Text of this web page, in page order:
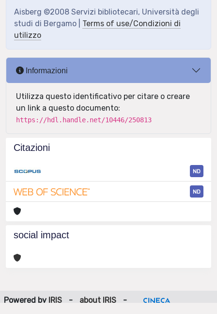
Aisberg ©2008 Servizi bibliotecari, Università degli
studi di Bergamo | Terms of use/Condizioni di
utilizzo
Informazioni
Utilizza questo identificativo per citare o creare
un link a questo documento:
https://hdl.handle.net/10446/250813
Citazioni
ND
ND
social impact
Powered by IRIS - about IRIS
-